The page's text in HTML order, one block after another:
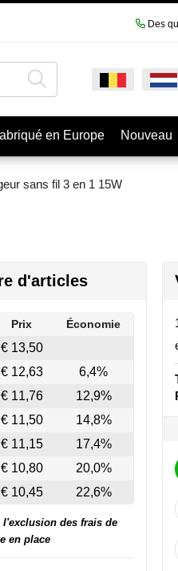
Des
en Europe Nouveau
sans fil 3 en 1 15W
d'articles
Prix Économie
€ 13,50
€ 12,63
6,4%
€ 11,76
12,9%
€ 11,50
14,8%
€ 11,15
17,4%
€ 10,80
20,0%
€ 10,45 22,6%
des frais de
en place